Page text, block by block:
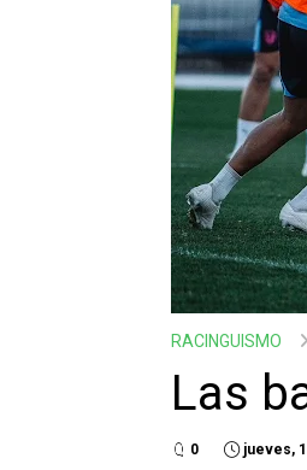
RACINGUISMO
Las
0 jueves,